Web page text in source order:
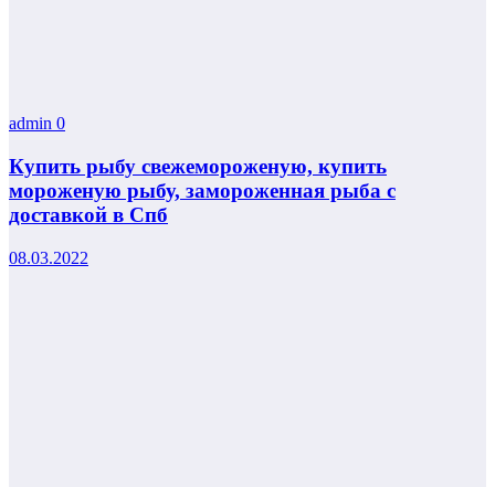
admin 0
Купить рыбу свежемороженую, купить
мороженую рыбу, замороженная рыба с
доставкой в Спб
08.03.2022